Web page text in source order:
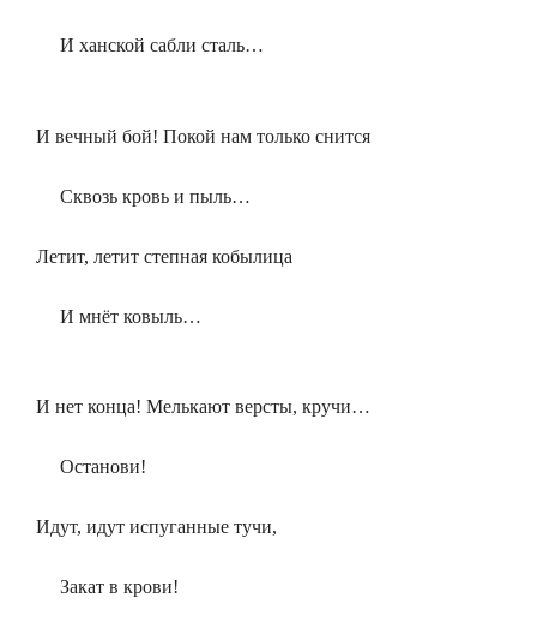
И ханской сабли сталь…
И вечный бой! Покой нам только снится
Сквозь кровь и пыль…
Летит, летит степная кобылица
И мнёт ковыль…
И нет конца! Мелькают версты, кручи…
Останови!
Идут, идут испуганные тучи,
Закат в крови!